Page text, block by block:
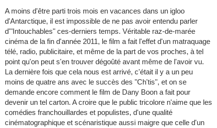
A moins d'être parti trois mois en vacances dans un igloo
d'Antarctique, il est impossible de ne pas avoir entendu parler
d'"Intouchables" ces-derniers temps. Véritable raz-de-marée
cinéma de la fin d'année 2011, le film a fait l'effet d'un matraquage
télé, radio, publicitaire, et même de la part de vos proches, à tel
point qu'on peut s'en trouver dégoûté avant même de l'avoir vu.
La dernière fois que cela nous est arrivé, c'était il y a un peu
moins de quatre ans avec le succès des "Ch'tis", et on se
demande encore comment le film de Dany Boon a fait pour
devenir un tel carton. A croire que le public tricolore n'aime que les
comédies franchouillardes et populistes, d'une qualité
cinématographique et scénaristique aussi maigre que celle d'un